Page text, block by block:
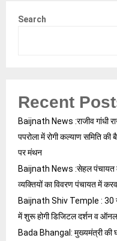
Search
Recent
Baijnath News :राजीव गांधी
पपरोला में रोगी कल्याण समिति
पर मंथन
Baijnath News :सेहल पंचायत की
व्यक्तियों का विवरण पंचायत में
Baijnath Shiv Temple : 30
में शुरू होगी डिजिटल दर्शन व
Bada Bhangal: मुख्यमंत्री की